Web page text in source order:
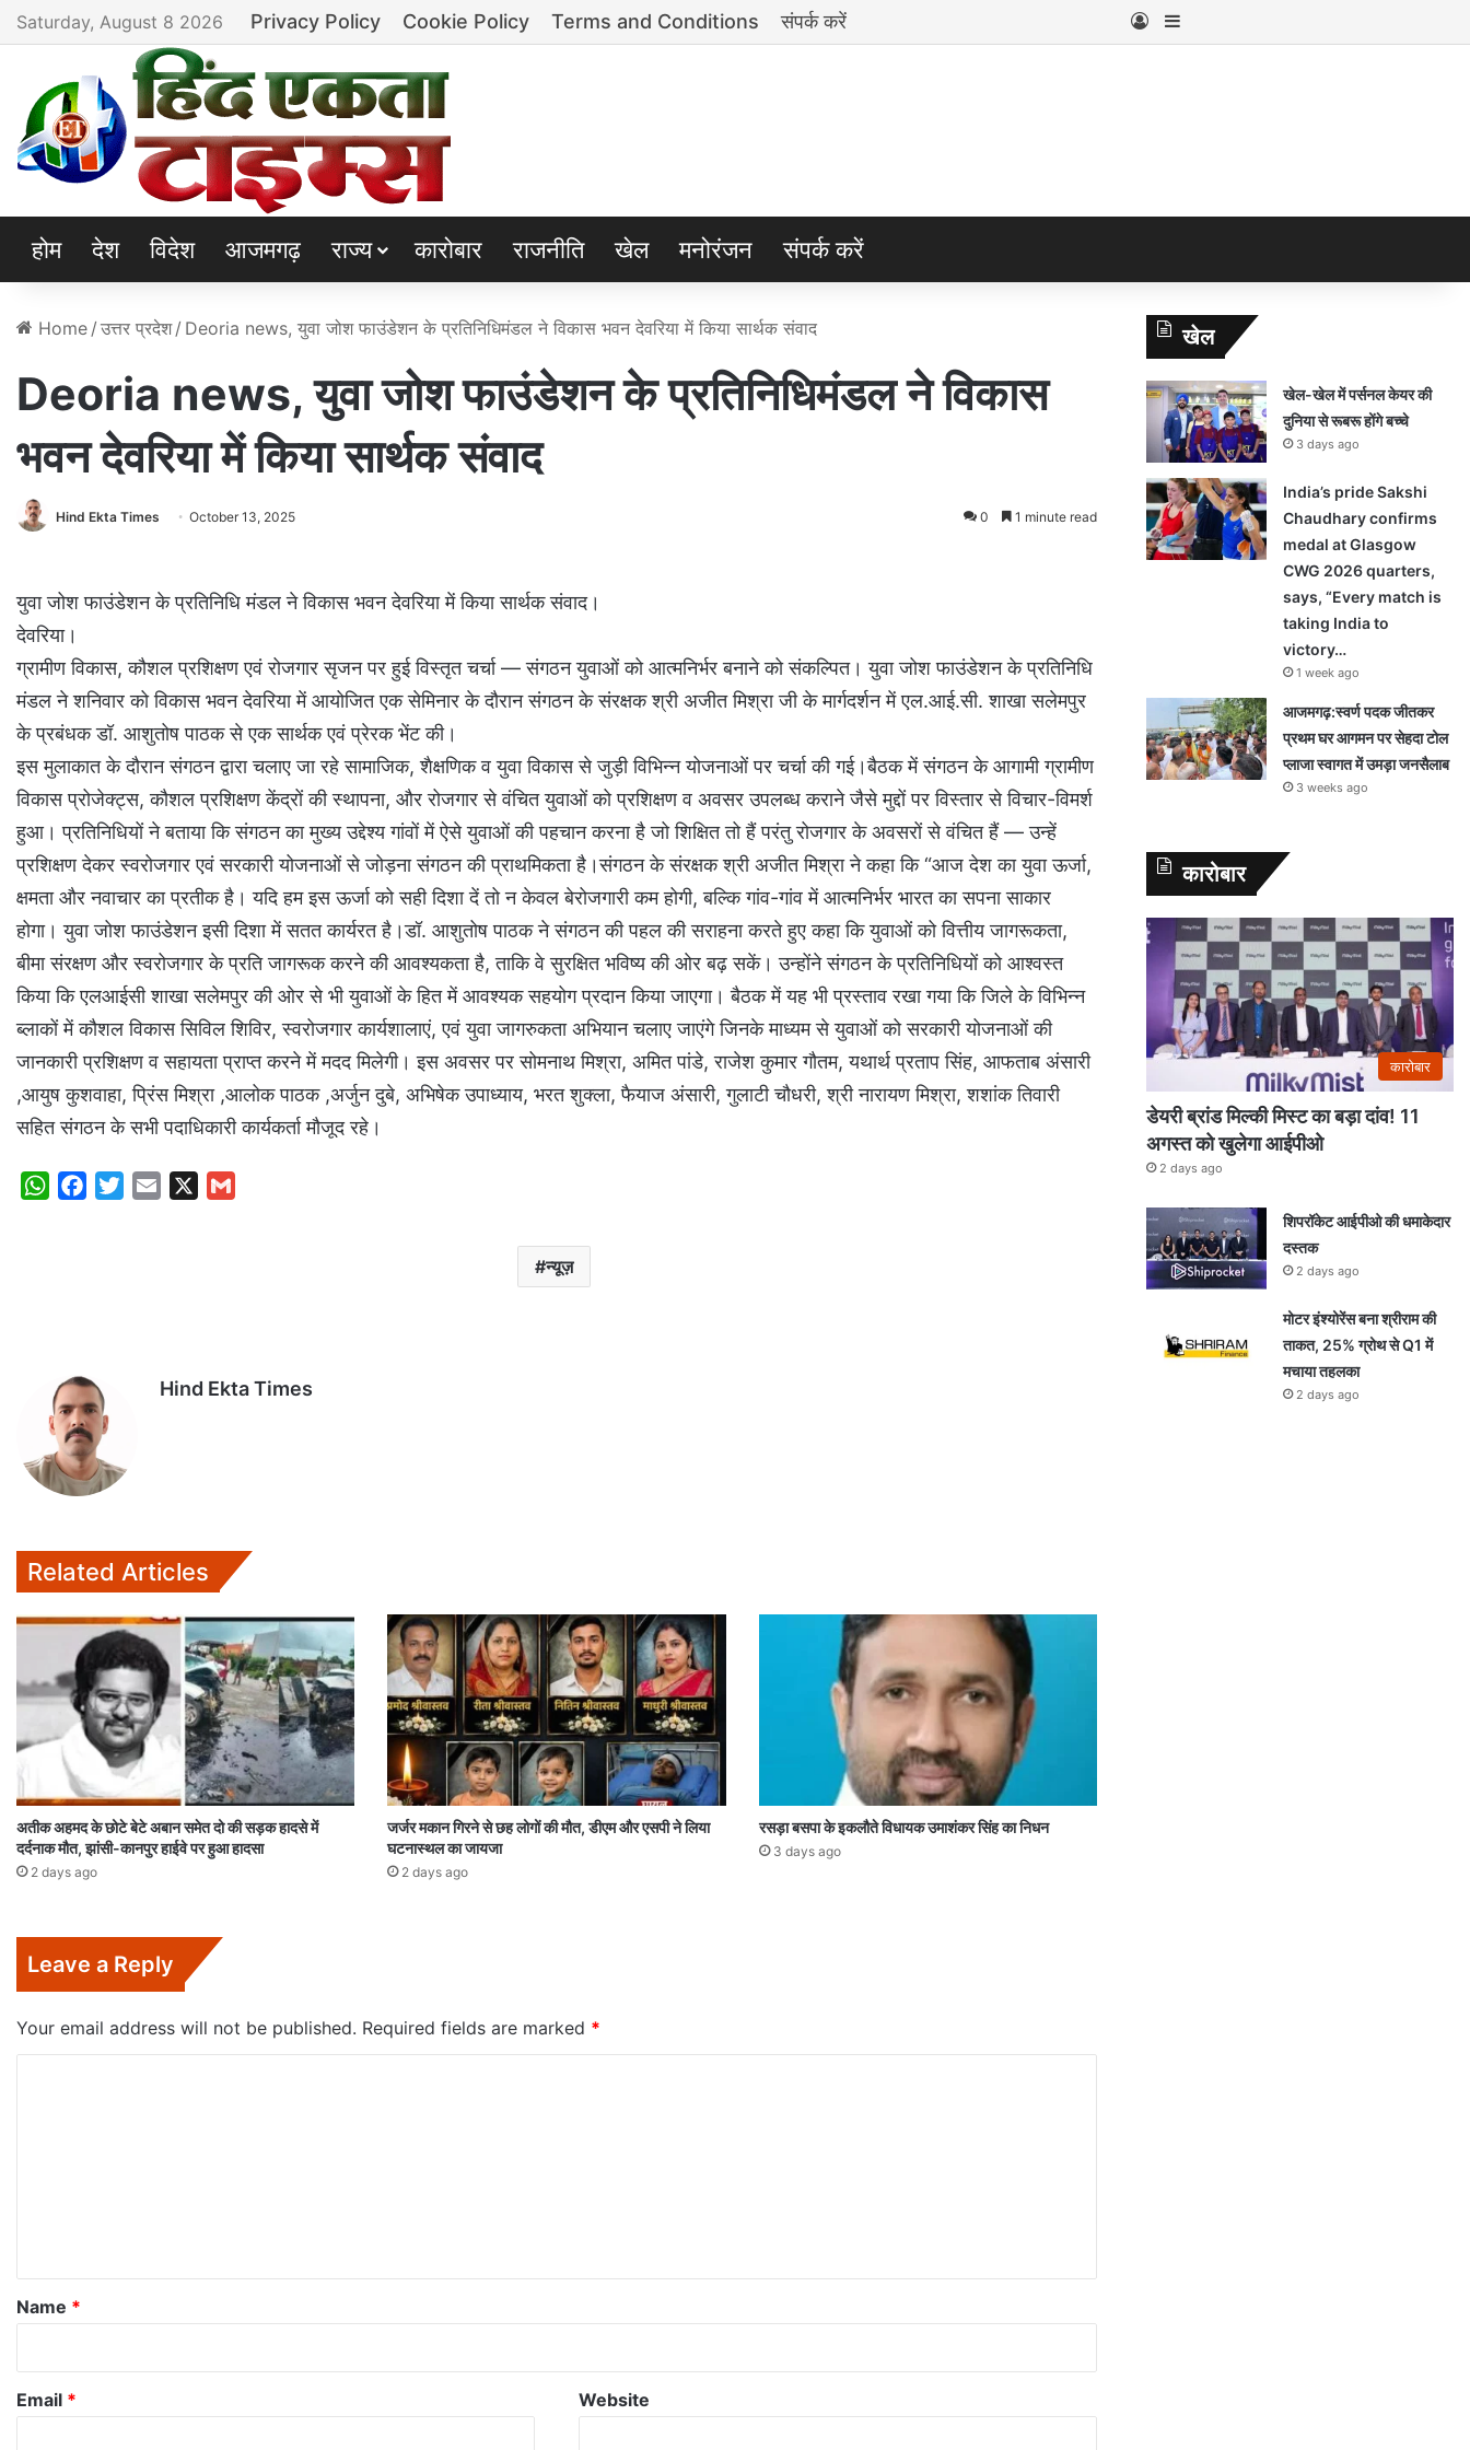
Saturday, August 8 2026 Privacy Policy Cookie Policy Terms and Conditions संपर्क करें Log InSidebar
होम देश विदेश आजमगढ़ राज्य कारोबार राजनीति खेल मनोरंजन संपर्क करें
Home / उत्तर प्रदेश / Deoria news, युवा जोश फाउंडेशन के प्रतिनिधिमंडल ने विकास भवन देवरिया में किया सार्थक संवाद
Deoria news, युवा जोश फाउंडेशन के प्रतिनिधिमंडल ने विकास
भवन देवरिया में किया सार्थक संवाद
Hind Ekta Times October 13, 2025 0 1 minute read
युवा जोश फाउंडेशन के प्रतिनिधि मंडल ने विकास भवन देवरिया में किया सार्थक संवाद।
देवरिया।
ग्रामीण विकास, कौशल प्रशिक्षण एवं रोजगार सृजन पर हुई विस्तृत चर्चा — संगठन युवाओं को आत्मनिर्भर बनाने को संकल्पित। युवा जोश फाउंडेशन के प्रतिनिधि
मंडल ने शनिवार को विकास भवन देवरिया में आयोजित एक सेमिनार के दौरान संगठन के संरक्षक श्री अजीत मिश्रा जी के मार्गदर्शन में एल.आई.सी. शाखा सलेमपुर
के प्रबंधक डॉ. आशुतोष पाठक से एक सार्थक एवं प्रेरक भेंट की।
इस मुलाकात के दौरान संगठन द्वारा चलाए जा रहे सामाजिक, शैक्षणिक व युवा विकास से जुड़ी विभिन्न योजनाओं पर चर्चा की गई।बैठक में संगठन के आगामी ग्रामीण
विकास प्रोजेक्ट्स, कौशल प्रशिक्षण केंद्रों की स्थापना, और रोजगार से वंचित युवाओं को प्रशिक्षण व अवसर उपलब्ध कराने जैसे मुद्दों पर विस्तार से विचार-विमर्श
हुआ। प्रतिनिधियों ने बताया कि संगठन का मुख्य उद्देश्य गांवों में ऐसे युवाओं की पहचान करना है जो शिक्षित तो हैं परंतु रोजगार के अवसरों से वंचित हैं — उन्हें
प्रशिक्षण देकर स्वरोजगार एवं सरकारी योजनाओं से जोड़ना संगठन की प्राथमिकता है।संगठन के संरक्षक श्री अजीत मिश्रा ने कहा कि “आज देश का युवा ऊर्जा,
क्षमता और नवाचार का प्रतीक है। यदि हम इस ऊर्जा को सही दिशा दें तो न केवल बेरोजगारी कम होगी, बल्कि गांव-गांव में आत्मनिर्भर भारत का सपना साकार
होगा। युवा जोश फाउंडेशन इसी दिशा में सतत कार्यरत है।डॉ. आशुतोष पाठक ने संगठन की पहल की सराहना करते हुए कहा कि युवाओं को वित्तीय जागरूकता,
बीमा संरक्षण और स्वरोजगार के प्रति जागरूक करने की आवश्यकता है, ताकि वे सुरक्षित भविष्य की ओर बढ़ सकें। उन्होंने संगठन के प्रतिनिधियों को आश्वस्त
किया कि एलआईसी शाखा सलेमपुर की ओर से भी युवाओं के हित में आवश्यक सहयोग प्रदान किया जाएगा। बैठक में यह भी प्रस्ताव रखा गया कि जिले के विभिन्न
ब्लाकों में कौशल विकास सिविल शिविर, स्वरोजगार कार्यशालाएं, एवं युवा जागरुकता अभियान चलाए जाएंगे जिनके माध्यम से युवाओं को सरकारी योजनाओं की
जानकारी प्रशिक्षण व सहायता प्राप्त करने में मदद मिलेगी। इस अवसर पर सोमनाथ मिश्रा, अमित पांडे, राजेश कुमार गौतम, यथार्थ प्रताप सिंह, आफताब अंसारी
,आयुष कुशवाहा, प्रिंस मिश्रा ,आलोक पाठक ,अर्जुन दुबे, अभिषेक उपाध्याय, भरत शुक्ला, फैयाज अंसारी, गुलाटी चौधरी, श्री नारायण मिश्रा, शशांक तिवारी
सहित संगठन के सभी पदाधिकारी कार्यकर्ता मौजूद रहे।
W
p
k
न्यूज़
Hind Ekta Times
Related Articles
अतीक अहमद के छोटे बेटे अबान समेत दो की सड़क हादसे में
दर्दनाक मौत, झांसी-कानपुर हाईवे पर हुआ हादसा
2 days ago
जर्जर मकान गिरने से छह लोगों की मौत, डीएम और एसपी ने लिया
घटनास्थल का जायजा
2 days ago
रसड़ा बसपा के इकलौते विधायक उमाशंकर सिंह का निधन
3 days ago
Leave a Reply
Your email address will not be published. Required fields are marked *
*
Name *
Email * Website
खेल
खेल-खेल में पर्सनल केयर की
दुनिया से रूबरू होंगे बच्चे
3 days ago
India’s pride Sakshi
Chaudhary confirms
medal at Glasgow
CWG 2026 quarters,
says, “Every match is
taking India to
victory…
1 week ago
आजमगढ़:स्वर्ण पदक जीतकर
प्रथम घर आगमन पर सेहदा टोल
प्लाजा स्वागत में उमड़ा जनसैलाब
3 weeks ago
कारोबार
कारोबार
डेयरी ब्रांड मिल्की मिस्ट का बड़ा दांव! 11
अगस्त को खुलेगा आईपीओ
2 days ago
शिपरॉकेट आईपीओ की धमाकेदार
दस्तक
2 days ago
मोटर इंश्योरेंस बना श्रीराम की
ताकत, 25% ग्रोथ से Q1 में
मचाया तहलका
2 days ago